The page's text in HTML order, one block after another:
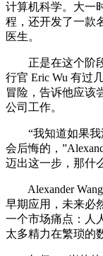
计算机科学。大一
程，还开发了一款
医生。
正是在这个阶段
行官 Eric Wu 有过
冒险，告诉他应该
公司工作。
“我知道如果我
会后悔的，
迈出这一步，那什
Alexander Wang
早期应用，未来必
一个市场痛点：人
太多精力在繁琐的